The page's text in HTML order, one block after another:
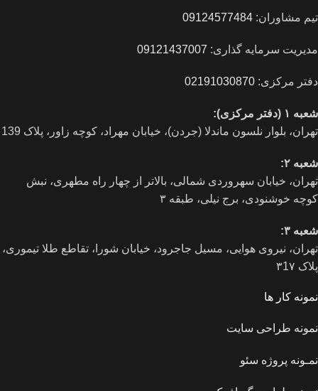
تیم مشاوران: 09124577484
مدیریت سرمایه گذاری: 09121437007
دفتر مرکزی: 02191030870
شعبه ۱ (دفتر مرکزی):
تهران، بلوار نلسون ماندلا (جردن)، خیابان مهراد، کوچه زاور، پلاک 139
شعبه ۲:
تهران، خيابان سهروردی شمالی، بالاتر از چهار راه مطهری، نبش
کوچه خوشنودی، برج نیلی، طبقه ۳
شعبه ۳:
تهران، نیروی هوایی، مسیل جاجرود، خیابان شورا، تقاطع طلا تیموری،
پلاک ۳1۷
نمونه کار ها
نمونه طراحی سایت
نمـونه پروژه سئو